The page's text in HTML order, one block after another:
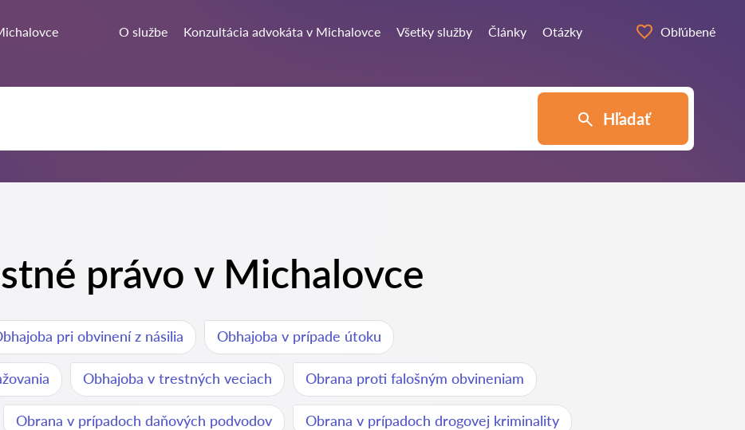
O službe Konzultácia advokáta v Michalovce Všetky služby Články Otázky Obľúbené
Hľadať
právo v Michalovce
pri obvinení z násilia Obhajoba v prípade útoku
Obhajoba v trestných veciach Obrana proti falošným obvineniam
Obrana v prípadoch daňových podvodov Obrana v prípadoch drogovej kriminality